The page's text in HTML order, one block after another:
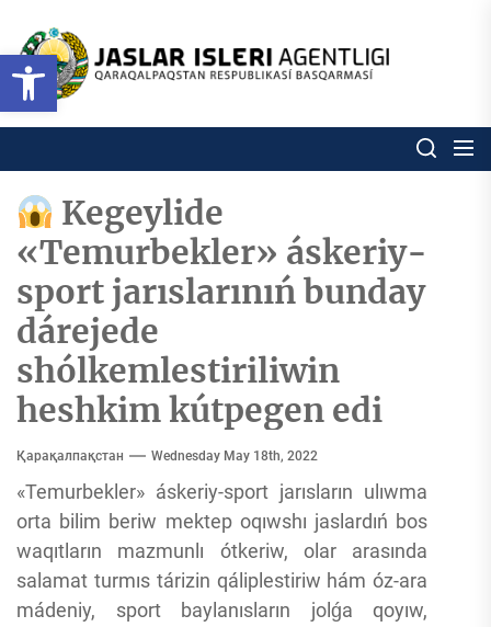
Open toolbar
content
Respublikası
basqarması
Ózbekstan jaslar isleri
Kegeylide
«Temurbekler» áskeriy-
sport jarıslarınıń bunday
dárejede
shólkemlestiriliwin
heshkim kútpegen edi
Қарақалпақстан Wednesday May 18th, 2022
«Temurbekler» áskeriy-sport jarısların ulıwma
orta bilim beriw mektep oqıwshı jaslardıń bos
waqıtların mazmunlı ótkeriw, olar arasında
salamat turmıs tárizin qáliplestiriw hám óz-ara
mádeniy, sport baylanısların jolǵa qoyıw,